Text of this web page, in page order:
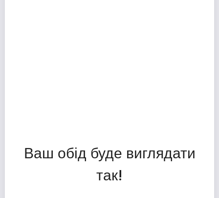
Ваш обід буде виглядати
так!